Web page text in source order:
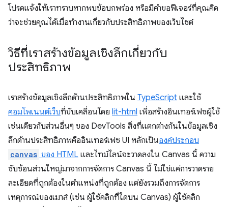
โปรดแจ้งให้เราทราบหากพบข้อบกพร่อง หรือมีคำขอฟีเจอร์ที่คุณคิด
ว่าจะช่วยคุณได้เมื่อทำงานเกี่ยวกับประสิทธิภาพของเว็บไซต์
วิธีที่เราสร้างข้อมูลเชิงลึกเกี่ยวกับ
ประสิทธิภาพ
เราสร้างข้อมูลเชิงลึกด้านประสิทธิภาพใน TypeScript และใช้
คอมโพเนนต์เว็บที่ขับเคลื่อนโดย lit-html เพื่อสร้างอินเทอร์เฟซผู้ใช้
เช่นเดียวกับส่วนอื่นๆ ของ DevTools สิ่งที่แตกต่างกันในข้อมูลเชิง
ลึกด้านประสิทธิภาพคืออินเทอร์เฟซ UI หลักเป็นองค์ประกอบ
canvas ของ HTML และไทม์ไลน์จะวาดลงใน Canvas นี้ ความ
ซับซ้อนส่วนใหญ่มาจากการจัดการ Canvas นี้ ไม่ใช่แค่การวาดราย
ละเอียดที่ถูกต้องในตำแหน่งที่ถูกต้อง แต่ยังรวมถึงการจัดการ
เหตุการณ์ของเมาส์ (เช่น ผู้ใช้คลิกที่ใดบน Canvas) ผู้ใช้คลิก